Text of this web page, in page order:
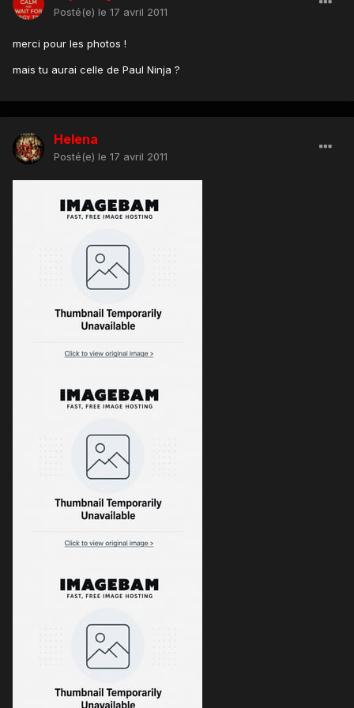
Posté(e) le 17 avril 2011
merci pour les photos !
mais tu aurai celle de Paul Ninja ?
Helena
Posté(e) le 17 avril 2011